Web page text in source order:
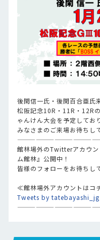
後閑信一氏・後閑百合亜氏
松阪記念10R・11R・12R
ゃんけん大会を予定してお
みなさまのご来場お待ちし
館林場外のTwitterアカウ
ム館林』公開中！
皆様のフォローをお待ちし
≪館林場外アカウントは
Tweets by tatebayashi_jg